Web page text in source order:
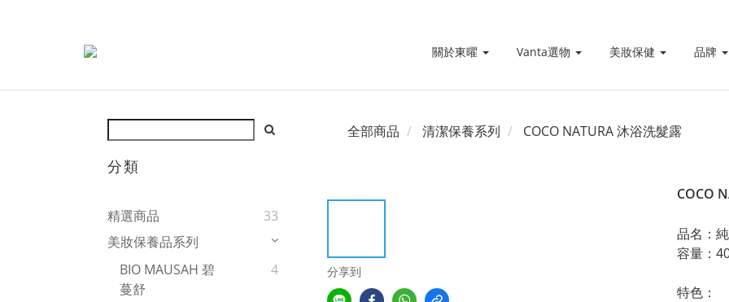
關於東曜 Vanta選物 美妝保健 品牌
分類
精選商品
33
美妝保養品系列
BIO MAUSAH 碧
蔓舒
4
全部商品 清潔保養系列 COCO NATURA 沐浴洗髮露
分享到
COCO
品名：
容量：
特色：